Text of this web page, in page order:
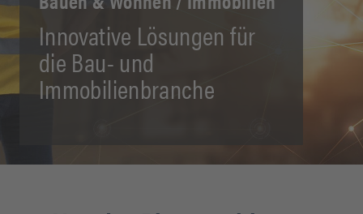
Innovative Lösungen für
die Bau- und
Immobilienbranche